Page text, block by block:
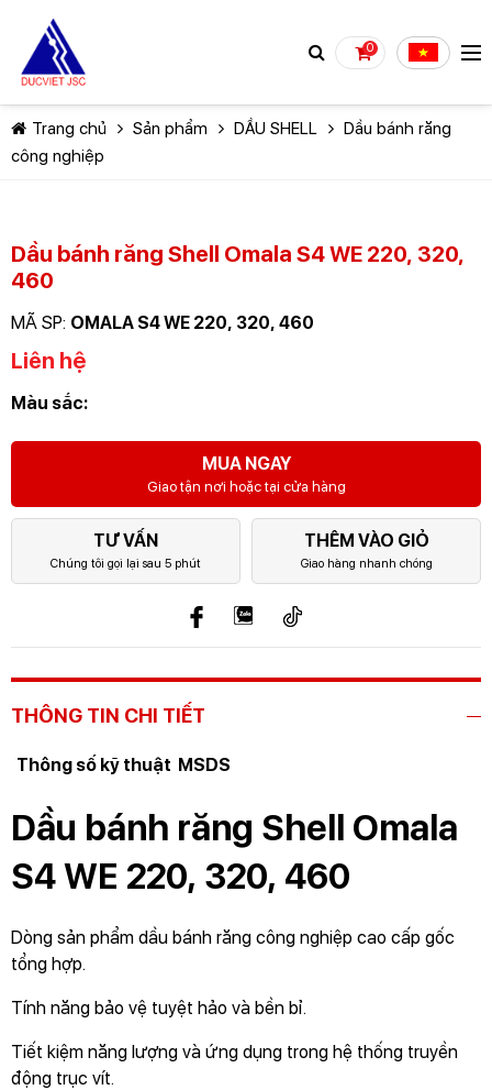
0
Trang chủ Sản phẩm DẦU SHELL
Dầu bánh răng
công nghiệp
Dầu bánh răng Shell Omala S4 WE 220, 320,
460
MÃ SP: OMALA S4 WE 220, 320, 460
Liên hệ
Màu sắc:
MUA NGAY
Giao tận nơi hoặc tại cửa hàng
TƯ VẤN
Chúng tôi gọi lại sau 5 phút
THÊM VÀO GIỎ
Giao hàng nhanh chóng
THÔNG TIN CHI TIẾT
Thông số kỹ thuật MSDS
Dầu bánh răng Shell Omala
S4 WE 220, 320, 460
Dòng sản phẩm dầu bánh răng công nghiệp cao cấp gốc
tổng hợp.
Tính năng bảo vệ tuyệt hảo và bền bỉ.
Tiết kiệm năng lượng và ứng dụng trong hệ thống truyền
động trục vít.